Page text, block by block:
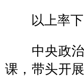
以上率下
中央政治
课，带头开